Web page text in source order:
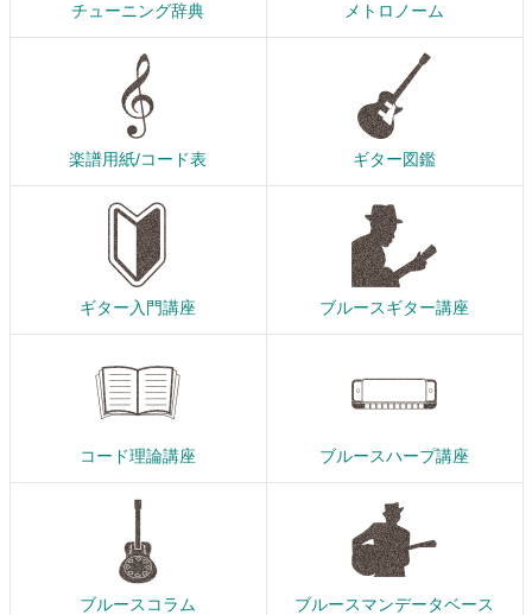
チューニング辞典 メトロノーム
楽譜用紙/コード表 ギター図鑑
ギター入門講座 ブルースギター講座
コード理論講座 ブルースハープ講座
ブルースコラム ブルースマンデータベース